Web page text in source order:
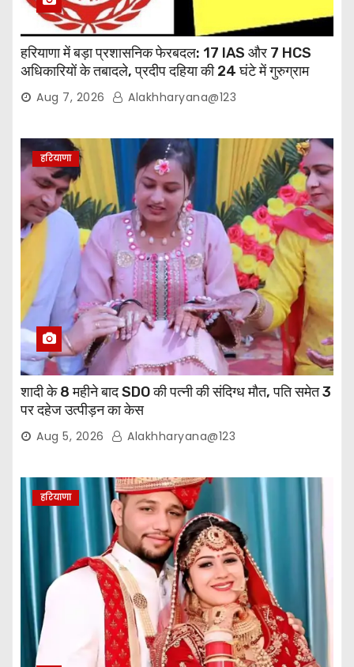
हरियाणा में बड़ा प्रशासनिक फेरबदल: 17 IAS और 7 HCS
अधिकारियों के तबादले, प्रदीप दहिया की 24 घंटे में गुरुग्राम
वापसीAug 7, 2026 Alakhharyana@123
हरियाणा
शादी के 8 महीने बाद SDO की पत्नी की संदिग्ध मौत, पति समेत 3
पर दहेज उत्पीड़न का केस
Aug 5, 2026 Alakhharyana@123
हरियाणा